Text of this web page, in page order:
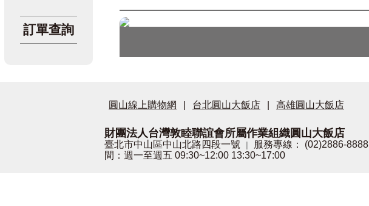
訂單查詢
圓山線上購物網 台北圓山大飯店 高雄圓山大飯店
財團法人台灣敦睦聯誼會所屬作業組織圓山大飯店
臺北市中山區中山北路四段一號 服務專線： (02)2886-8888
間：週一至週五 09:30~12:00 13:30~17:00